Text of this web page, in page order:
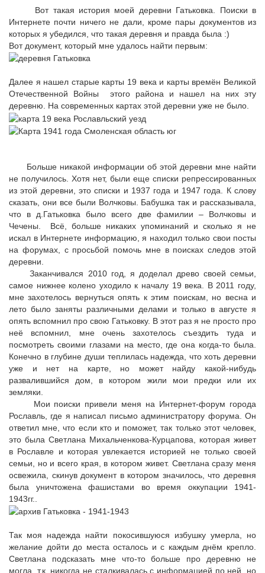
Вот такая история моей деревни Гатьковка. Поиски в
Интернете почти ничего не дали, кроме пары документов из
которых я убедился, что такая деревня и правда была :)
Вот документ, который мне удалось найти первым:
Далее я нашел старые карты 19 века и карты времён Великой
Отечественной Войны этого района и нашел на них эту
деревню. На современных картах этой деревни уже не было.
Больше никакой информации об этой деревни мне найти
не получилось. Хотя нет, были еще списки репрессированных
из этой деревни, это списки и 1937 года и 1947 года. К слову
сказать, они все были Волчковы. Бабушка так и рассказывала,
что в д.Гатьковка было всего две фамилии – Волчковы и
Чечены. Всё, больше никаких упоминаний и сколько я не
искал в Интернете информацию, я находил только свои посты
на форумах, с просьбой помочь мне в поисках следов этой
деревни.
Заканчивался 2010 год, я доделал древо своей семьи,
самое нижнее колено уходило к началу 19 века. В 2011 году,
мне захотелось вернуться опять к этим поискам, но весна и
лето было заняты различными делами и только в августе я
опять вспомнил про свою Гатьковку. В этот раз я не просто про
неё вспомнил, мне очень захотелось съездить туда и
посмотреть своими глазами на место, где она когда-то была.
Конечно в глубине души теплилась надежда, что хоть деревни
уже и нет на карте, но может найду какой-нибудь
развалившийся дом, в котором жили мои предки или их
земляки.
Мои поиски привели меня на Интернет-форум города
Рославль, где я написал письмо администратору форума. Он
ответил мне, что если кто и поможет, так только этот человек,
это была Светлана Михальченкова-Курцапова, которая живет
в Рославле и которая увлекается историей не только своей
семьи, но и всего края, в котором живет. Светлана сразу меня
освежила, скинув документ в котором значилось, что деревня
была уничтожена фашистами во время оккупации 1941-
1943гг..
Так моя надежда найти покосившуюся избушку умерла, но
желание дойти до места осталось и с каждым днём крепло.
Светлана подсказать мне что-то больше про деревню не
могла, т.к. никогда не сталкивалась с информацией по ней, но